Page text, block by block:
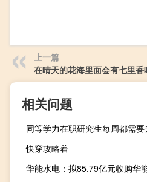
上一篇
在晴天的花海里面会有七里香
相关问题
同等学力在职研究生每周都需
快穿攻略着
华能水电：拟85.79亿元收购华